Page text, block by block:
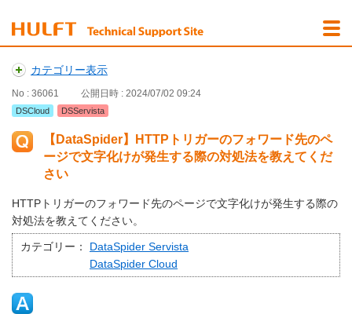
カテゴリー表示
No : 36061 公開日時 : 2024/07/02 09:24
DSCloud DSServista
【DataSpider】HTTPトリガーのフォワード先のペ
ージで文字化けが発生する際の対処法を教えてくだ
さい
HTTPトリガーのフォワード先のページで文字化けが発生する際の
対処法を教えてください。
カテゴリー：
DataSpider Servista
DataSpider Cloud